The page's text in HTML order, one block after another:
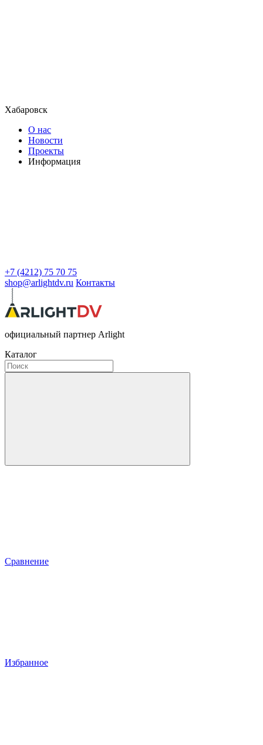
Хабаровск
О нас
Новости
Проекты
Информация
+7 (4212) 75 70 75
shop@arlightdv.ru Контакты
официальный партнер Arlight
Каталог
Сравнение
Избранное